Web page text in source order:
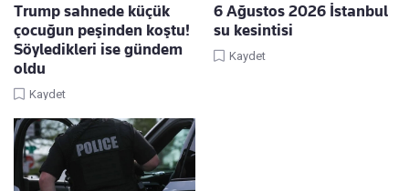
Trump sahnede küçük
çocuğun peşinden koştu!
Söyledikleri ise gündem
oldu
Kaydet
6 Ağustos 2026 İstanbul
su kesintisi
Kaydet